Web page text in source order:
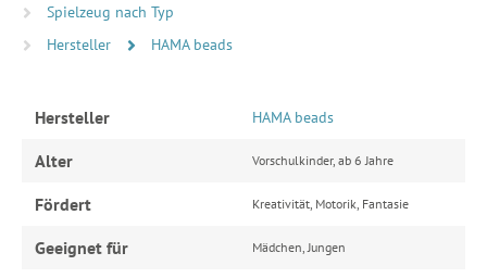
Spielzeug nach Typ
Hersteller
HAMA beads
Hersteller HAMA beads
Alter Vorschulkinder, ab 6 Jahre
Fördert Kreativität, Motorik, Fantasie
Geeignet für Mädchen, Jungen